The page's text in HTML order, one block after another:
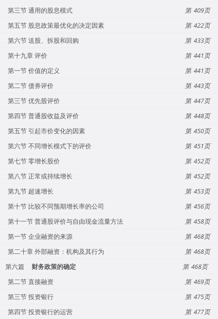
第三节 通用的股息模式
409
第五节 股息政策最优化的决定因素
422
第六节 送股、拆股和回购
433
第十九章 评价
441
第一节 价值的定义
441
第二节 债券评价
443
第三节 优先股评价
447
第四节 普通股收益及评价
448
第五节 引起市价变化的因素
450
第六节 不同增长模式下的评价
451
第七节 零增长股价
452
第八节 正常或持续增长
452
第九节 超速增长
453
第十节 比较不同预期增长率的公司
456
第十一节 普通股评价与自由现金流量方法
458
第一节 企业融资的来源
468
第二十章 外部融资：机构及其行为
468
第六篇
财务政策的确定
468
第二节 直接融资
469
第三节 投资银行
475
第四节 投资银行的运营
477